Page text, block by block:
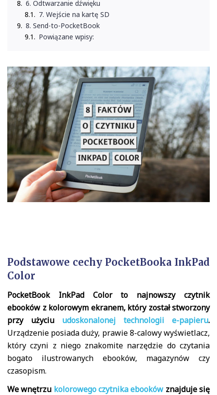
6. Odtwarzanie dźwięku
7. Wejście na kartę SD
8. Send-to-PocketBook
Powiązane wpisy:
Podstawowe cechy PocketBooka InkPad
Color
PocketBook InkPad Color to najnowszy czytnik
ebooków z kolorowym ekranem, który został stworzony
przy użyciu udoskonalonej technologii e-papieru.
Urządzenie posiada duży, prawie 8-calowy wyświetlacz,
który czyni z niego znakomite narzędzie do czytania
bogato ilustrowanych ebooków, magazynów czy
czasopism.
We wnętrzu kolorowego czytnika ebooków znajduje się